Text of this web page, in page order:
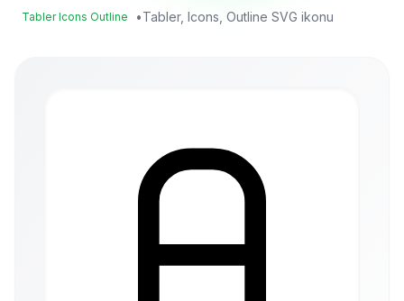
Tabler Icons Outline •Tabler, Icons, Outline SVG ikonu